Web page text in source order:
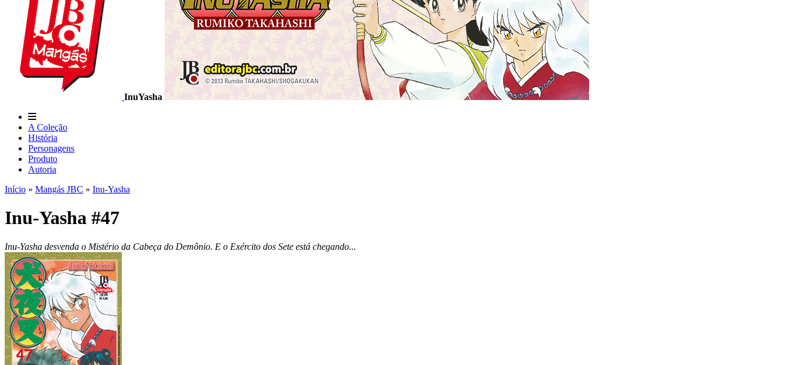
InuYasha
A Coleção
História
Personagens
Produto
Autoria
Início » Mangás JBC » Inu-Yasha
Inu-Yasha #47
Inu-Yasha desvenda o Mistério da Cabeça do Demônio. E o Exército dos Sete está chegando...